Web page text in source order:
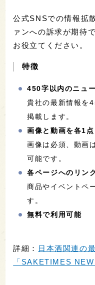
公式SNSでの情報拡
ァンへの訴求が期待
お役立てください。
特徴
450字以内のニュ
貴社の最新情報を
掲載します。
画像と動画を各1
画像は必須、動画
可能です。
各ページへのリン
商品やイベントペ
す。
無料で利用可能
詳細：
日本酒関連の
「SAKETIMES